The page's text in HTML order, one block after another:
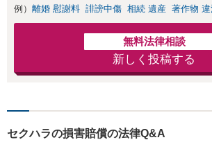
例） 離婚 慰謝料 誹謗中傷 相続 遺産 著作物
無料法律相談
新しく投稿する
セクハラの損害賠償の法律Q&A